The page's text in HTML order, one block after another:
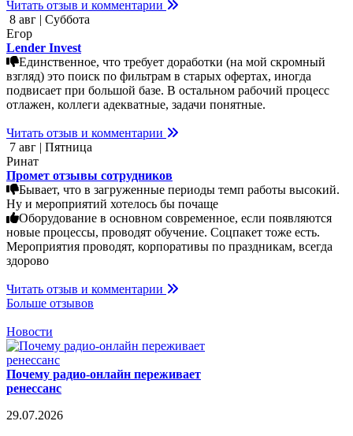
Читать отзыв и комментарии
8 авг | Суббота
Егор
Lender Invest
Единственное, что требует доработки (на мой скромный
взгляд) это поиск по фильтрам в старых офертах, иногда
подвисает при большой базе. В остальном рабочий процесс
отлажен, коллеги адекватные, задачи понятные.
Читать отзыв и комментарии
7 авг | Пятница
Ринат
Промет отзывы сотрудников
Бывает, что в загруженные периоды темп работы высокий.
Ну и мероприятий хотелось бы почаще
Оборудование в основном современное, если появляются
новые процессы, проводят обучение. Соцпакет тоже есть.
Мероприятия проводят, корпоративы по праздникам, всегда
здорово
Читать отзыв и комментарии
Больше отзывов
Новости
Почему радио-онлайн переживает
ренессанс
29.07.2026